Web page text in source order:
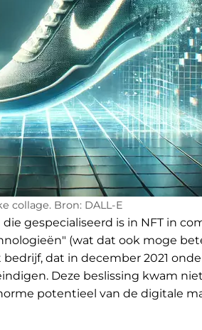
collage. Bron: DALL-E
gespecialiseerd is in NFT in
(wat dat ook moge
dat in december 2021
Deze beslissing kwam
potentieel van de digitale